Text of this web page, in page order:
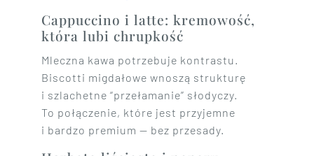
Cappuccino i latte: kremowość,
która lubi chrupkość
Mleczna kawa potrzebuje kontrastu.
Biscotti migdałowe wnoszą strukturę
i szlachetne “przełamanie” słodyczy.
To połączenie, które jest przyjemne
i bardzo premium — bez przesady.